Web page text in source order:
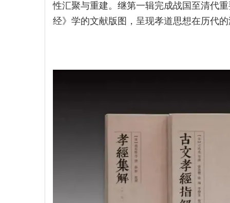
性汇聚与重建。继第一辑完成战国至清代
经》学的文献版图，呈现孝道思想在历代